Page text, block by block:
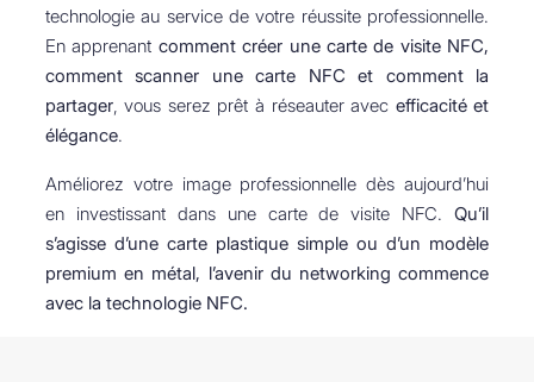
technologie au service de votre réussite professionnelle.
En apprenant comment créer une carte de visite NFC,
comment scanner une carte NFC et comment la
partager, vous serez prêt à réseauter avec efficacité et
élégance.
Améliorez votre image professionnelle dès aujourd’hui
en investissant dans une carte de visite NFC.Qu’il
s’agisse d’une carte plastique simple ou d’un modèle
premium en métal, l’avenir du networking commence
avec la technologie NFC.